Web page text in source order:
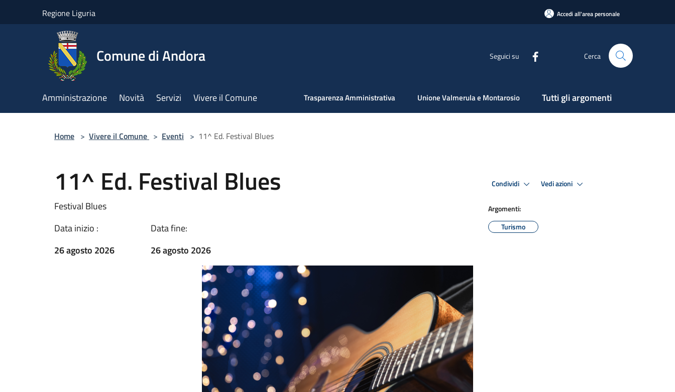
Regione Liguria Accedi all'area personale
Comune di Andora Seguici su Cerca
Amministrazione Novità Servizi Vivere il Comune Trasparenza Amministrativa Unione Valmerula e Montarosio Tutti gli argomenti
Home > Vivere il Comune > Eventi > 11^ Ed. Festival Blues
11^ Ed. Festival Blues
Festival Blues
Data inizio :
26 agosto 2026
Data fine:
26 agosto 2026
Condividi Vedi azioni
Argomenti:
Turismo